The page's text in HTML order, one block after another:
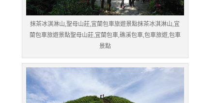
抹茶冰淇淋山,聖母山莊,宜蘭包車旅遊景點抹茶冰淇淋山,宜
蘭包車旅遊景點聖母山莊,宜蘭包車,礁溪包車,包車旅遊,包車
景點